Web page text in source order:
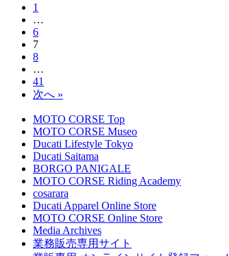
1
…
6
7
8
…
41
次へ »
MOTO CORSE Top
MOTO CORSE Museo
Ducati Lifestyle Tokyo
Ducati Saitama
BORGO PANIGALE
MOTO CORSE Riding Academy
cosarara
Ducati Apparel Online Store
MOTO CORSE Online Store
Media Archives
業務販売専用サイト